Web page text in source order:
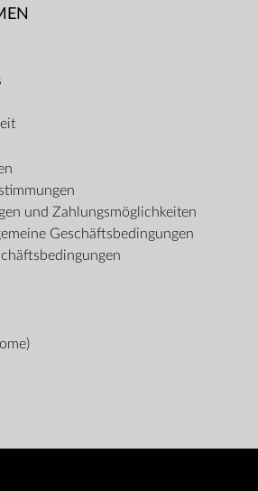
und Zahlungsmöglichkeiten
Geschäftsbedingungen